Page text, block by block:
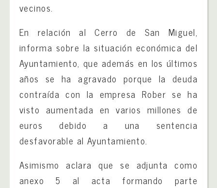
vecinos.
En relación al Cerro de San Miguel,
informa sobre la situación económica del
Ayuntamiento, que además en los últimos
años se ha agravado porque la deuda
contraída con la empresa Rober se ha
visto aumentada en varios millones de
euros debido a una sentencia
desfavorable al Ayuntamiento.
Asimismo aclara que se adjunta como
anexo 5 al acta formando parte